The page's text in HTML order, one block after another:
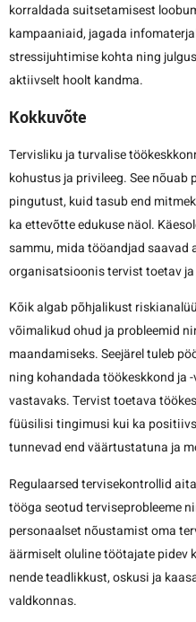
korraldada suitsetamisest
kampaaniaid, jagada
stressijuhtimise kohta ning
aktiivselt hoolt kandma.
Kokkuvõte
Tervisliku ja turvalise
kohustus ja privileeg. See
pingutust, kuid tasub end
ka ettevõtte edukuse näol.
sammu, mida tööandjad saavad
organisatsioonis tervist toetav
Kõik algab põhjalikust
võimalikud ohud ja probleemid
maandamiseks. Seejärel tuleb
ning kohandada töökeskkond ja
vastavaks. Tervist toetava
füüsilisi tingimusi kui ka
tunnevad end väärtustatuna ja
Regulaarsed tervisekontrollid
tööga seotud terviseprobleeme
personaalset nõustamist oma
äärmiselt oluline töötajate pidev
nende teadlikkust, oskusi ja
valdkonnas.